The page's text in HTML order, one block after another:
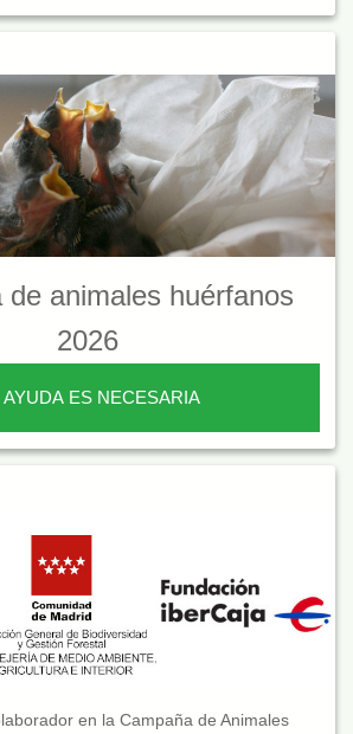
de animales huérfanos
2026
AYUDA ES NECESARIA
en la Campaña de Animales